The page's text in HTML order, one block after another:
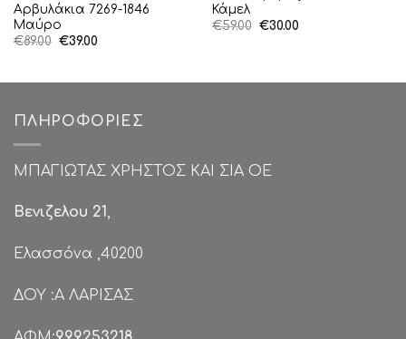
Αρβυλάκια 7269-1846
Μαύρο
€89.00 Original
€39.00Η
Κάμελ
€59.00 Original
€30.00Η
ΠΛΗΡΟΦΟΡΊΕΣ
ΜΠΑΓΙΩΤΑΣ ΧΡΗΣΤΟΣ ΚΑΙ ΣΙΑ ΟΕ
Βενιζελου 21,
Ελασσόνα ,40200
ΔΟΥ :Α ΛΑΡΙΣΑΣ